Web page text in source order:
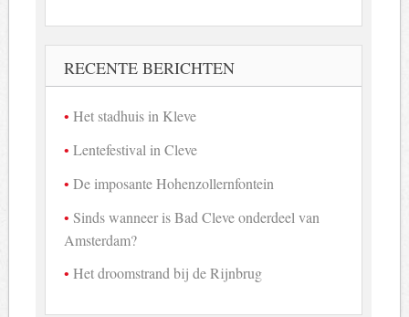
RECENTE BERICHTEN
Het stadhuis in Kleve
Lentefestival in Cleve
De imposante Hohenzollernfontein
Sinds wanneer is Bad Cleve onderdeel van
Amsterdam?
Het droomstrand bij de Rijnbrug